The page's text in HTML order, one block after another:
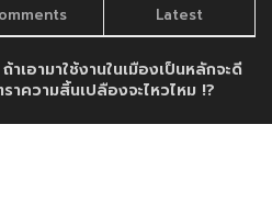
Latest
าเอามาใช้งานในเมืองเป็นหลักจะดี
าความสิ้นเปลืองจะไหวไหม !?